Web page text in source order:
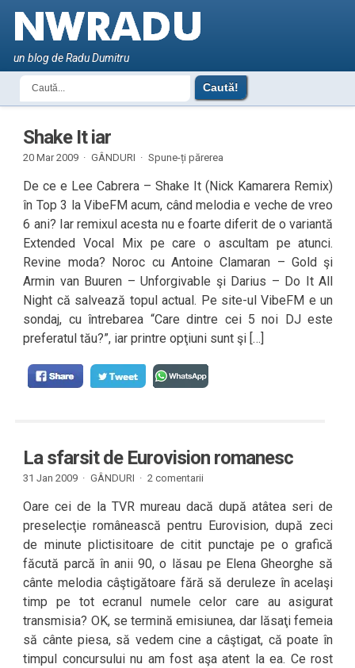
un blog de Radu Dumitru
Shake It iar
20 Mar 2009 · GÂNDURI · Spune-ți părerea
De ce e Lee Cabrera – Shake It (Nick Kamarera Remix)
în Top 3 la VibeFM acum, când melodia e veche de vreo
6 ani? Iar remixul acesta nu e foarte diferit de o variantă
Extended Vocal Mix pe care o ascultam pe atunci.
Revine moda? Noroc cu Antoine Clamaran – Gold şi
Armin van Buuren – Unforgivable şi Darius – Do It All
Night că salvează topul actual. Pe site-ul VibeFM e un
sondaj, cu întrebarea “Care dintre cei 5 noi DJ este
preferatul tău?”, iar printre opţiuni sunt şi […]
La sfarsit de Eurovision romanesc
31 Jan 2009 · GÂNDURI · 2 comentarii
Oare cei de la TVR mureau dacă după atâtea seri de
preselecţie românească pentru Eurovision, după zeci
de minute plictisitoare de citit punctaje pe o grafică
făcută parcă în anii 90, o lăsau pe Elena Gheorghe să
cânte melodia câştigătoare fără să deruleze în acelaşi
timp pe tot ecranul numele celor care au asigurat
transmisia? OK, se termină emisiunea, dar lăsaţi femeia
să cânte piesa, să vedem cine a câştigat, că poate în
timpul concursului nu am fost aşa atent la ea. Ce rost